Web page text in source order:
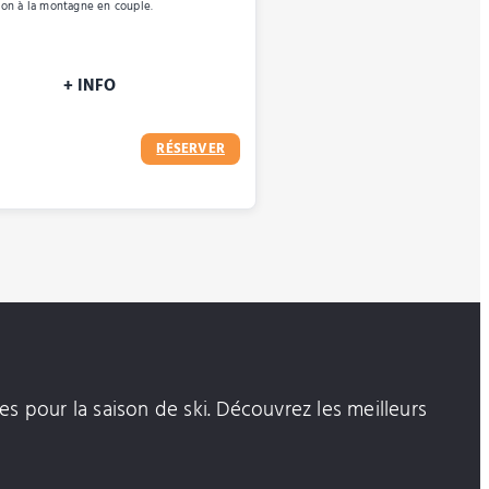
à la montagne en couple.
+ INFO
RÉSERVER
pour la saison de ski. Découvrez les meilleurs